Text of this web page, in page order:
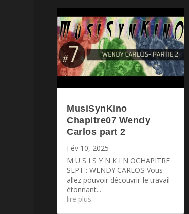
MusiSynKino
Chapitre07 Wendy
Carlos part 2
Fév 10, 2025
M U S I S Y N K I N OCHAPITRE
SEPT : WENDY CARLOS Vous
allez pouvoir découvrir le travail
étonnant...
lire plus